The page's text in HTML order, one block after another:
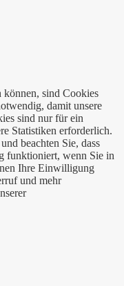
können, sind Cookies
damit unsere
sind nur für ein
Statistiken erforderlich.
beachten Sie, dass
funktioniert, wenn Sie in
Ihre Einwilligung
und mehr